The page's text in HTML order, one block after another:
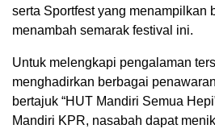
serta Sportfest yang menampilkan
menambah semarak festival ini.
Untuk melengkapi pengalaman
menghadirkan berbagai
bertajuk “HUT Mandiri Semua
Mandiri KPR, nasabah dapat